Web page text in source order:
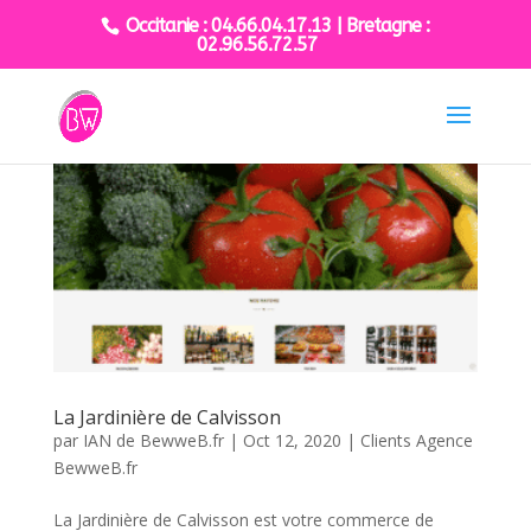
Occitanie : 04.66.04.17.13 | Bretagne :
02.96.56.72.57
La Jardinière de Calvisson
par IAN de BewweB.fr| Oct 12, 2020 | Clients Agence
BewweB.fr
La Jardinière de Calvisson est votre commerce de